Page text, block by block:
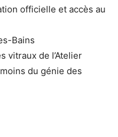
officielle et accès au
Bains
vitraux de l’Atelier
du génie des